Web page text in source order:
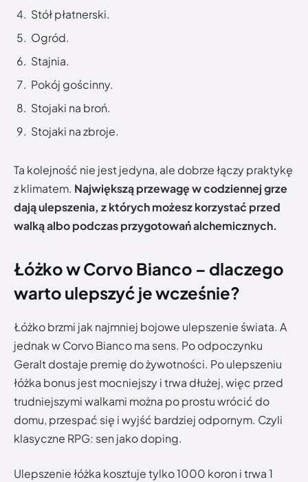
Stół płatnerski.
Ogród.
Stajnia.
Pokój gościnny.
Stojaki na broń.
Stojaki na zbroje.
Ta kolejność nie jest jedyna, ale dobrze łączy praktykę
z klimatem. Największą przewagę w codziennej grze
dają ulepszenia, z których możesz korzystać przed
walką albo podczas przygotowań alchemicznych.
Łóżko w Corvo Bianco – dlaczego
warto ulepszyć je wcześnie?
Łóżko brzmi jak najmniej bojowe ulepszenie świata. A
jednak w Corvo Bianco ma sens. Po odpoczynku
Geralt dostaje premię do żywotności. Po ulepszeniu
łóżka bonus jest mocniejszy i trwa dłużej, więc przed
trudniejszymi walkami można po prostu wrócić do
domu, przespać się i wyjść bardziej odpornym. Czyli
klasyczne RPG: sen jako doping.
Ulepszenie łóżka kosztuje tylko 1000 koron i trwa 1